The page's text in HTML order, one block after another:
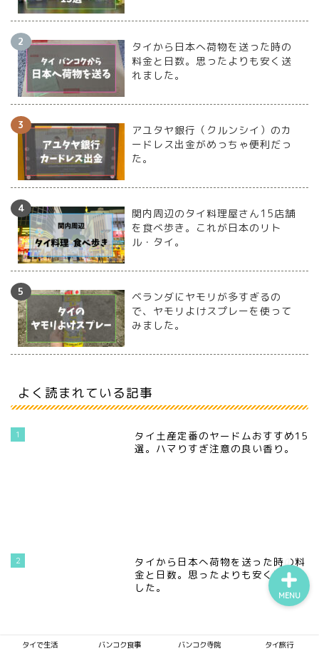
タイから日本へ荷物を送った時の
料金と日数。思ったよりも安く送
れました。
アユタヤ銀行（クルンシイ）のカ
ードレス出金がめっちゃ便利だっ
た。
関内周辺のタイ料理屋さん15店舗
を食べ歩き。これが日本のリト
ル・タイ。
ベランダにヤモリが多すぎるの
で、ヤモリよけスプレーを使って
みました。
よく読まれている記事
1
タイ土産定番のヤードムおすすめ15
選。ハマりすぎ注意の良い香り。
2
タイから日本へ荷物を送った時の料
金と日数。思ったよりも安く送れま
した。
タイで生活 バンコク食事 バンコク寺院 タイ旅行
MENU
バンコク食事